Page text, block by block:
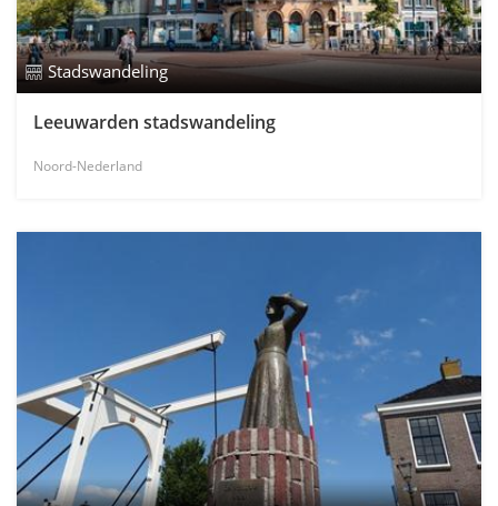
Stadswandeling
Leeuwarden stadswandeling
Noord-Nederland